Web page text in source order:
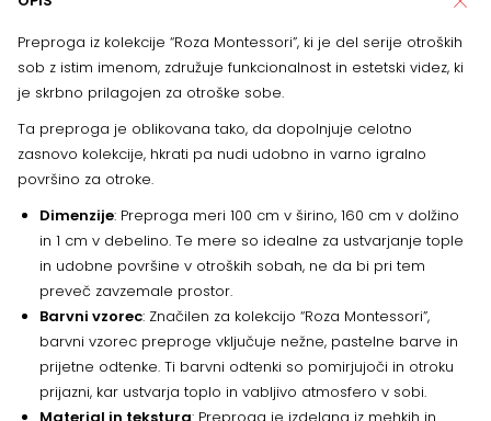
Preproga iz kolekcije “Roza Montessori”, ki je del serije otroških
sob z istim imenom, združuje funkcionalnost in estetski videz, ki
je skrbno prilagojen za otroške sobe.
Ta preproga je oblikovana tako, da dopolnjuje celotno
zasnovo kolekcije, hkrati pa nudi udobno in varno igralno
površino za otroke.
Dimenzije: Preproga meri 100 cm v širino, 160 cm v dolžino
in 1 cm v debelino. Te mere so idealne za ustvarjanje tople
in udobne površine v otroških sobah, ne da bi pri tem
preveč zavzemale prostor.
Barvni vzorec: Značilen za kolekcijo “Roza Montessori”,
barvni vzorec preproge vključuje nežne, pastelne barve in
prijetne odtenke. Ti barvni odtenki so pomirjujoči in otroku
prijazni, kar ustvarja toplo in vabljivo atmosfero v sobi.